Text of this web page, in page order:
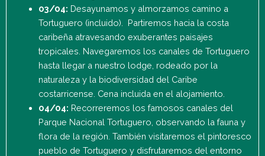
03/04: Desayunamos y almorzamos camino a
Tortuguero (incluido). Partiremos hacia la costa
caribeña atravesando exuberantes paisajes
tropicales. Navegaremos los canales de Tortuguero
hasta llegar a nuestro lodge, rodeado por la
naturaleza y la biodiversidad del Caribe
costarricense. Cena incluida en el alojamiento.
04/04: Recorreremos los famosos canales del
Parque Nacional Tortuguero, observando la fauna y
flora de la región. También visitaremos el pintoresco
pueblo de Tortuguero y disfrutaremos del entorno